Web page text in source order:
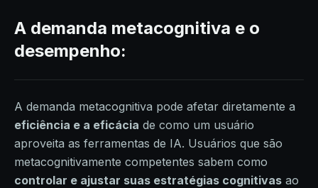
A demanda metacognitiva e o
desempenho:
A demanda metacognitiva pode afetar diretamente a
eficiência e a eficácia de como um usuário
aproveita as ferramentas de IA. Usuários que são
metacognitivamente competentes sabem como
controlar e ajustar suas estratégias cognitivas ao